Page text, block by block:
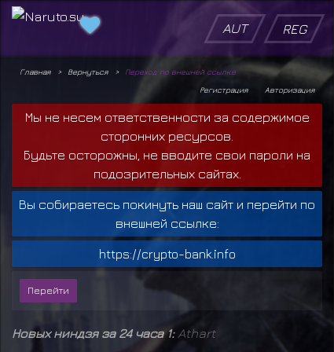
AUT REG
Главная Вернуться
Переход по внешней ссылке
Авторизация
Регистрация
Мы не несем ответственности за содержимое
сторонних ресурсов.
Будьте осторожны, не вводите свои пароли на
подозрительных сайтах.
Вы собираетесь покинуть наш сайт и перейти по
внешней ссылке:
https://crypto-bank.info
Новых ниндзя за 24 часа 1: Athart